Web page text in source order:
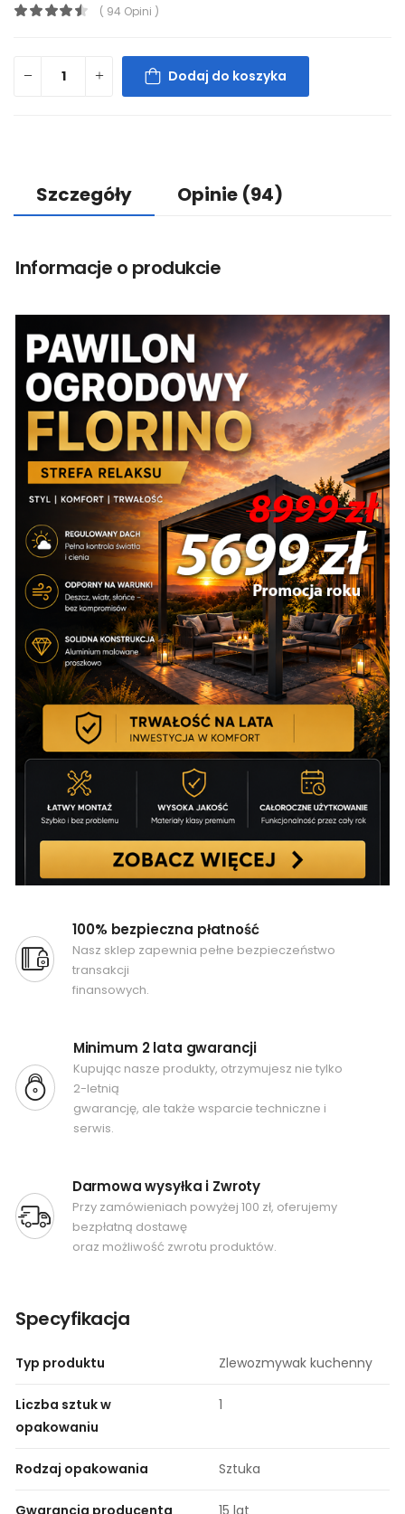
( 94 Opini )
Dodaj do koszyka
Szczegóły Opinie (94)
Informacje o produkcie
100% bezpieczna płatność
Nasz sklep zapewnia pełne bezpieczeństwo
transakcji
finansowych.
Minimum 2 lata gwarancji
Kupując nasze produkty, otrzymujesz nie tylko
2-letnią
gwarancję, ale także wsparcie techniczne i
serwis.
Darmowa wysyłka i Zwroty
Przy zamówieniach powyżej 100 zł, oferujemy
bezpłatną dostawę
oraz możliwość zwrotu produktów.
Specyfikacja
Typ produktu Zlewozmywak kuchenny
Liczba sztuk w
opakowaniu
1
Rodzaj opakowania Sztuka
Gwarancja producenta 15 lat​